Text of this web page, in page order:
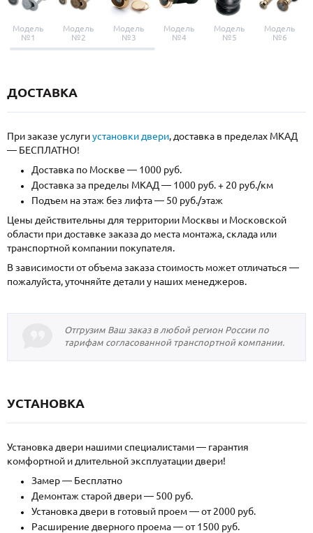
Модель
№1
Модель
№2
Модель
№3
Модель
№4
Модель
№5
Модель
№6
ДОСТАВКА
При заказе услугиустановки двери, доставка в пределах МКАД
— БЕСПЛАТНО!
Доставка по Москве — 1000 руб.
Доставка за пределы МКАД — 1000 руб. + 20 руб./км
Подъем на этаж без лифта — 50 руб./этаж
Цены действительны для территории Москвы и Московской
области при доставке заказа до места монтажа, склада или
транспортной компании покупателя.
В зависимости от объема заказа стоимость может отличаться —
пожалуйста, уточняйте детали у наших менеджеров.
Отгрузим Ваш заказ в любой регион России по
тарифам согласованной транспортной компании.
УСТАНОВКА
Установка двери нашими специалистами — гарантия
комфортной и длительной эксплуатации двери!
Замер — Бесплатно
Демонтаж старой двери — 500 руб.
Установка двери в готовый проем — от 2000 руб.
Расширение дверного проема — от 1500 руб.